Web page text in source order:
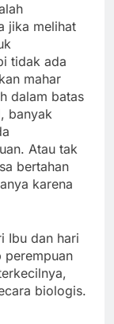
jika melihat
tidak ada
mahar
dalam batas
banyak
Atau tak
bertahan
karena
Ibu dan hari
perempuan
biologis.